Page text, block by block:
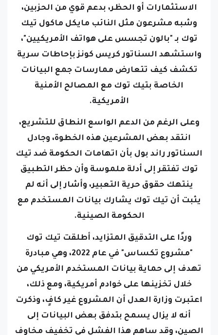
الاستثمارات أو الحظر، بدعم قوي من الحزبين،
وشبه مشرعون مثل النائب مايكل ماكول تيك
توك بـ "بالون تجسس على هواتف الأمريكيين"،
واستشهد السناتور كريس كونز بإحاطات سرية
تكشف كيف تتعارض ممارسات جمع البيانات
الخاصة بتيك توك مع المصالح الأمنية
الأمريكية.
وعلى الرغم من الدعم الواسع النطاق للتشريع،
انتقد بعض المشرعين هذه الخطوة، وجادل
السناتور راند بول بأن اتهامات الحكومة ضد تيك
توك تفتقر إلى أدلة ملموسة وأن حظر التطبيق
ينتهك حقوق حرية التعبير، وأشار إلى أنه لم
يثبت أن تيك توك يشارك بيانات المستخدم مع
الحكومة الصينية.
وردًا على التدقيق المتزايد، أطلقت تيك توك
"مشروع تكساس" في عام 2022، وهي مبادرة
تهدف إلى حماية بيانات المستخدم الأمريكي من
خلال تخزينها على خوادم أمريكية، ومع ذلك،
اعتبرت وزارة العدل أن المشروع غير كافٍ، وذكرت
أنه لا يزال يسمح بتدفق بعض البيانات إلى
الصين، وقد ساهم هذا الفشل في تخفيف مخاوف